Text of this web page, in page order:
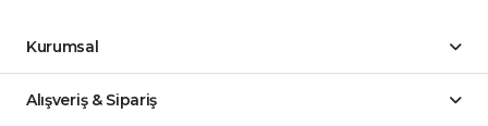
Kurumsal
Alışveriş & Sipariş